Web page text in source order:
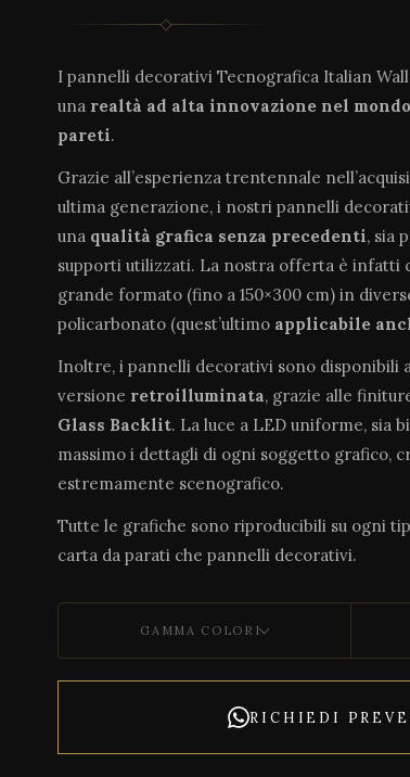
I pannelli decorativi Tecnografica Italian
una realtà ad alta innovazione nel
pareti.
Grazie all’esperienza trentennale
ultima generazione, i nostri pannelli
una qualità grafica senza precedenti, sia
supporti utilizzati. La nostra offerta è infatti
grande formato (fino a 150×300 cm) in
policarbonato (quest’ultimo applicabile
Inoltre, i pannelli decorativi sono disponibili
versione retroilluminata, grazie alle
Glass Backlit. La luce a LED uniforme, sia
massimo i dettagli di ogni soggetto grafico,
estremamente scenografico.
Tutte le grafiche sono riproducibili su ogni
carta da parati che pannelli decorativi.
GAMMA COLORI
RICHIEDI